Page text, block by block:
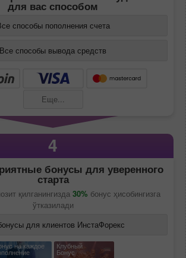
для вас способом
способы пополнения счета
Все способы вывода средств
Еще...
4
бонусы для уверенного
старта
қилганингизда 30% бонус ҳисобингизга
ўтказилади
для клиентов ИнстаФорекс
на каждое Клубный
Бонус